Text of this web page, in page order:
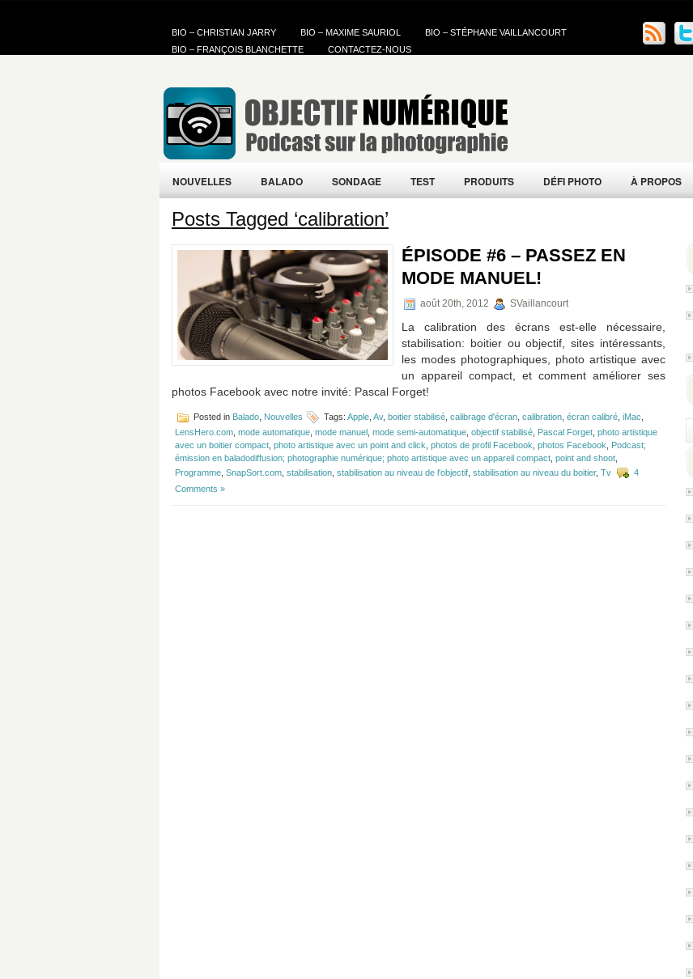
BIO – CHRISTIAN JARRY BIO – MAXIME SAURIOL
BIO – STÉPHANE VAILLANCOURT
BIO – FRANÇOIS BLANCHETTE
CONTACTEZ-NOUS
NOUVELLES BALADO SONDAGE TEST PRODUITS DÉFI PHOTO À PROPOS
Posts Tagged ‘calibration’
ÉPISODE #6 – PASSEZ EN
MODE MANUEL!
août 20th, 2012 SVaillancourt
La calibration des écrans est-elle nécessaire,
stabilisation: boitier ou objectif, sites intéressants,
les modes photographiques, photo artistique avec
un appareil compact, et comment améliorer ses
photos Facebook avec notre invité: Pascal Forget!
Posted in Balado Nouvelles Tags: Apple Av, boitier stabilisé calibrage d'écran calibration écran calibré iMac
LensHero.com mode automatique mode manuel mode semi-automatique objectif stabilisé Pascal Forget photo artistique
avec un boitier compact photo artistique avec un point and click photos de profil Facebook photos Facebook
Podcast;
émission en baladodiffusion; photographie numérique; photo artistique avec un appareil compact point and shoot
Programme SnapSort.com stabilisation stabilisation au niveau de l'objectif stabilisation au niveau du boitier, Tv
4
Comments »